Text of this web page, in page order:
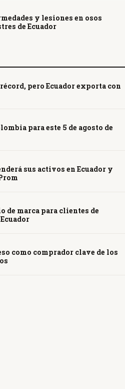
y lesiones en osos
de Ecuador
pero Ecuador exporta con
para este 5 de agosto de
sus activos en Ecuador y
de marca para clientes de
como comprador clave de los